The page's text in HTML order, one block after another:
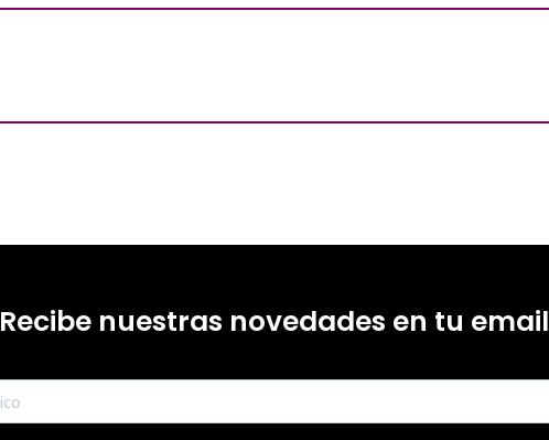
Recibe nuestras novedades en tu email